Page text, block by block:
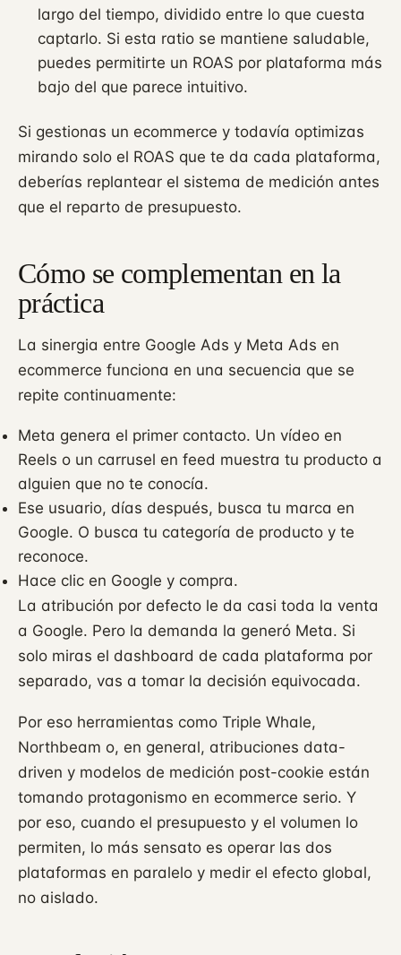
largo del tiempo, dividido entre lo que cuesta
captarlo. Si esta ratio se mantiene saludable,
puedes permitirte un ROAS por plataforma más
bajo del que parece intuitivo.
Si gestionas un ecommerce y todavía optimizas
mirando solo el ROAS que te da cada plataforma,
deberías replantear el sistema de medición antes
que el reparto de presupuesto.
Cómo se complementan en la
práctica
La sinergia entre Google Ads y Meta Ads en
ecommerce funciona en una secuencia que se
repite continuamente:
Meta genera el primer contacto. Un vídeo en
Reels o un carrusel en feed muestra tu producto a
alguien que no te conocía.
Ese usuario, días después, busca tu marca en
Google. O busca tu categoría de producto y te
reconoce.
Hace clic en Google y compra.
La atribución por defecto le da casi toda la venta
a Google. Pero la demanda la generó Meta. Si
solo miras el dashboard de cada plataforma por
separado, vas a tomar la decisión equivocada.
Por eso herramientas como Triple Whale,
Northbeam o, en general, atribuciones data-
driven y modelos de medición post-cookie están
tomando protagonismo en ecommerce serio. Y
por eso, cuando el presupuesto y el volumen lo
permiten, lo más sensato es operar las dos
plataformas en paralelo y medir el efecto global,
no aislado.